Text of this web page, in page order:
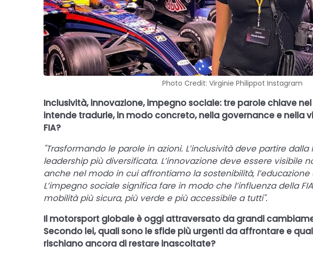
Photo Credit: Virginie Philippot Instagram
Inclusività, innovazione, impegno sociale: tre parole chiave
intende tradurle, in modo concreto, nella governance e nella
FIA?
"Trasformando le parole in azioni. L’inclusività deve partire dalla
leadership più diversificata. L’innovazione deve essere visibile
anche nel modo in cui affrontiamo la sostenibilità,
L’impegno sociale significa fare in modo che l’influenza della
mobilità più sicura, più verde e più accessibile a tutti".
Il motorsport globale è oggi attraversato da grandi
Secondo lei, quali sono le sfide più urgenti da affrontare e
rischiano ancora di restare inascoltate?